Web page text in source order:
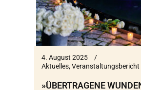
4. August 2025
Aktuelles,Veranstaltungsbericht
»ÜBERTRAGENE